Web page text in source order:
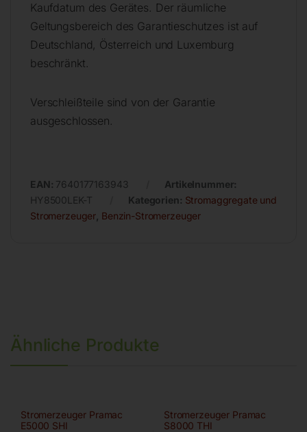
Kaufdatum des Gerätes. Der räumliche
Geltungsbereich des Garantieschutzes ist auf
Deutschland, Österreich und Luxemburg
beschränkt.
Verschleißteile sind von der Garantie
ausgeschlossen.
EAN: 7640177163943
Artikelnummer:
HY8500LEK-T
Kategorien: Stromaggregate und
Stromerzeuger Benzin-Stromerzeuger
Ähnliche Produkte
Stromerzeuger Pramac
E5000 SHI
Stromerzeuger Pramac
S8000 THI